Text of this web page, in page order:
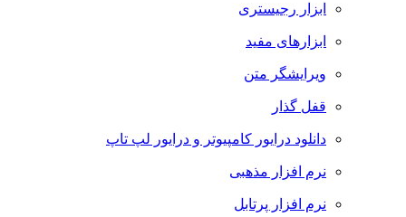
ابزار رجیستری
ابزارهای مفید
ویرایشگر متن
قفل گذار
دانلود درایور کامپیوتر و درایور لپ تاپ
نرم افزار مذهبی
نرم افزار پرتابل